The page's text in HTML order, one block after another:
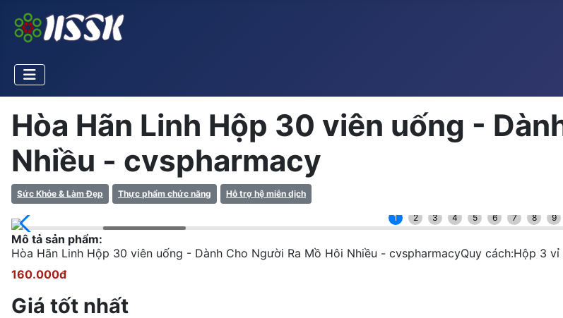
Hòa Hãn Linh Hộp 30 viên uống -
Nhiều - cvspharmacy
Sức Khỏe & Làm Đẹp Thực phẩm chức năng Hỗ trợ hệ miễn dịch
1 2 3 4 5 6 7 8 9
Mô tả sản phẩm:
Hòa Hãn Linh Hộp 30 viên uống - Dành Cho Người Ra Mồ Hôi Nhiều - cvspharmacyQuy cách:Hộp 3
160.000đ
Giá tốt nhất